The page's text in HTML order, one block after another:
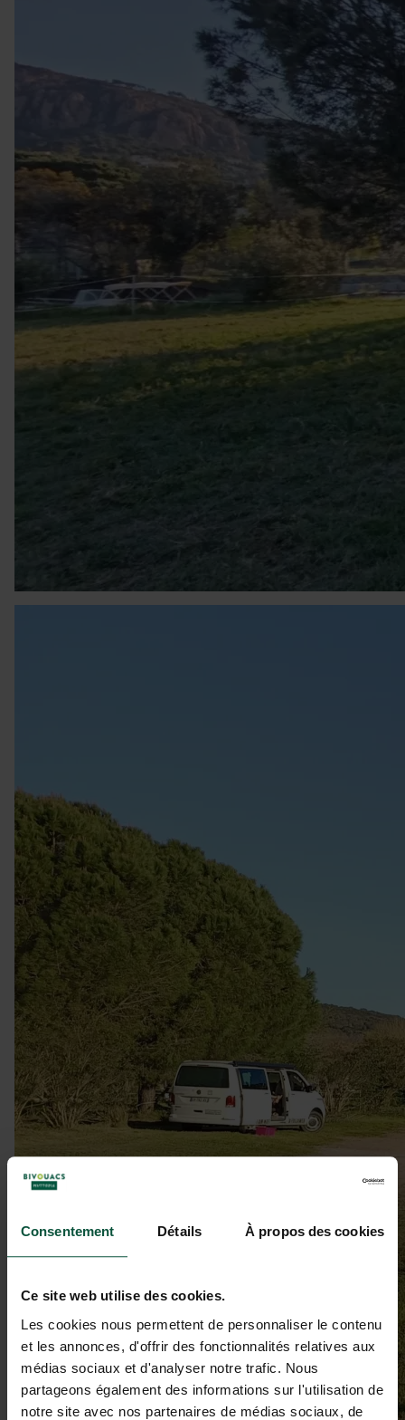
Consentement Détails À propos des cookies
Ce site web utilise des cookies.
Les cookies nous permettent de personnaliser le contenu
et les annonces, d'offrir des fonctionnalités relatives aux
médias sociaux et d'analyser notre trafic. Nous
partageons également des informations sur l'utilisation de
notre site avec nos partenaires de médias sociaux, de